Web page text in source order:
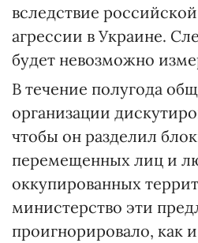
вследствие
агрессии в Украине.
будет невозможно
В течение полугода
организации
чтобы он разделил
перемещенных лиц и
оккупированных
министерство эти
проигнорировало, как